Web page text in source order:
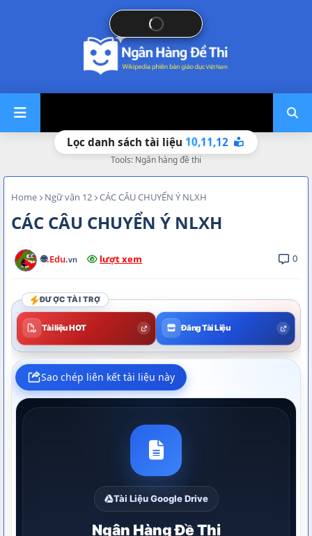
Lọc danh sách tài liệu 10,11,12
Tools: Ngân hàng đề thi
Home Ngữ văn 12 CÁC CÂU CHUYỂN Ý NLXH
CÁC CÂU CHUYỂN Ý NLXH
🌐.Edu.vn lượt xem 0
ĐƯỢC TÀI TRỢ
Tài liệu HOT Đăng Tài Liệu